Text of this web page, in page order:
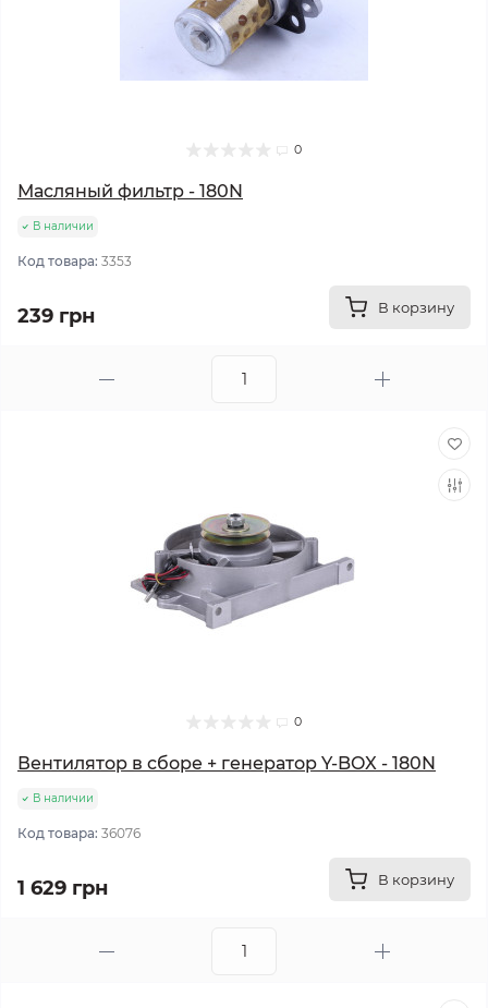
0
Масляный фильтр - 180N
В наличии
Код товара: 3353
239 грн В корзину
0
Вентилятор в сборе + генератор Y-BOX - 180N
В наличии
Код товара: 36076
1 629 грн В корзину